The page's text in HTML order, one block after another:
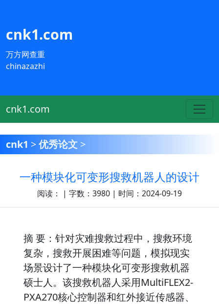
cnk1.com
万方网查重
chinazazhi
cnk1.com
cnk1 >优秀论文 >
一种模块化可变形搜救机器人的设计
阅读： | 字数：3980 | 时间：2024-09-19
摘 要：针对灾难搜救过程中，搜救环境
复杂，搜救开展困难等问题，模拟现实
场景设计了一种模块化可变形搜救机器
硕士人。该搜救机器人采用MultiFLEX2-
PXA270核心控制器和红外接近传感器、